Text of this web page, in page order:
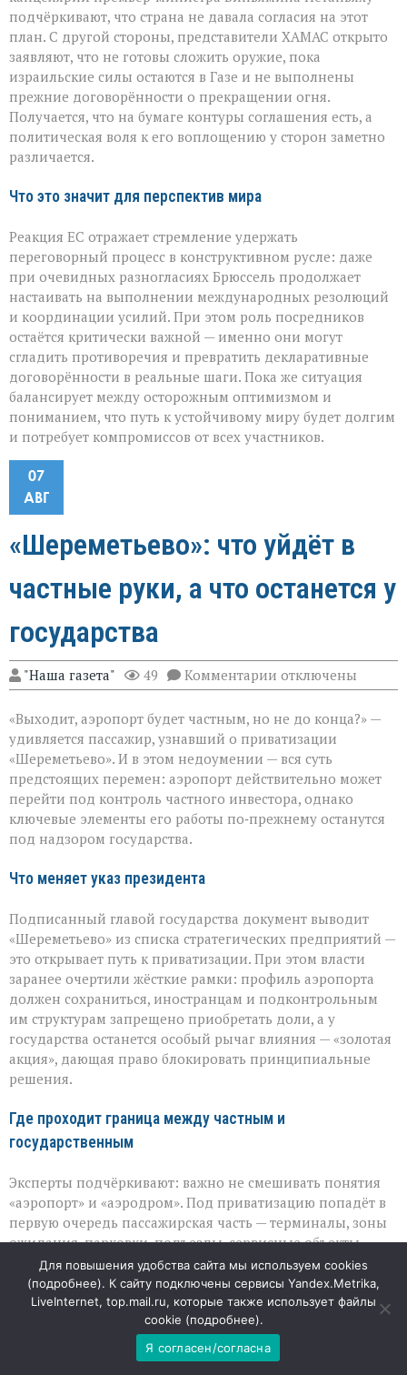
подчёркивают, что страна не давала согласия на этот
план. С другой стороны, представители ХАМАС открыто
заявляют, что не готовы сложить оружие, пока
израильские силы остаются в Газе и не выполнены
прежние договорённости о прекращении огня.
Получается, что на бумаге контуры соглашения есть, а
политическая воля к его воплощению у сторон заметно
различается.
Что это значит для перспектив мира
Реакция ЕС отражает стремление удержать
переговорный процесс в конструктивном русле: даже
при очевидных разногласиях Брюссель продолжает
настаивать на выполнении международных резолюций
и координации усилий. При этом роль посредников
остаётся критически важной — именно они могут
сгладить противоречия и превратить декларативные
договорённости в реальные шаги. Пока же ситуация
балансирует между осторожным оптимизмом и
пониманием, что путь к устойчивому миру будет долгим
и потребует компромиссов от всех участников.
07
АВГ
«Шереметьево»: что уйдёт в
частные руки, а что останется у
государства
"Наша газета" 49 Комментарии к
записи
что
уйдёт
частные
руки,
а
что
останется
отключены
«Выходит, аэропорт будет частным, но не до конца?» —
удивляется пассажир, узнавший о приватизации
«Шереметьево». И в этом недоумении — вся суть
предстоящих перемен: аэропорт действительно может
перейти под контроль частного инвестора, однако
ключевые элементы его работы по‑прежнему останутся
под надзором государства.
Что меняет указ президента
Подписанный главой государства документ выводит
«Шереметьево» из списка стратегических предприятий —
это открывает путь к приватизации. При этом власти
заранее очертили жёсткие рамки: профиль аэропорта
должен сохраниться, иностранцам и подконтрольным
им структурам запрещено приобретать доли, а у
государства останется особый рычаг влияния — «золотая
акция», дающая право блокировать принципиальные
решения.
Где проходит граница между частным и
государственным
Эксперты подчёркивают: важно не смешивать понятия
«аэропорт» и «аэродром». Под приватизацию попадёт в
первую очередь пассажирская часть — терминалы, зоны
ожидания, парковки, подъезды, сервисные объекты.
Именно эти пространства приносят основной доход и
потому интересны инвестору: их развитие напрямую
влияет на комфорт пассажиров и выручку.
А вот аэродромная инфраструктура —
взлётно‑посадочные полосы, рулёжные дорожки,
Для повышения удобства сайта мы используем cookies
(подробнее). К сайту подключены сервисы Yandex.Metrika,
LiveInternet, top.mail.ru, которые также использует файлы
cookie (подробнее).
Я согласен/согласна